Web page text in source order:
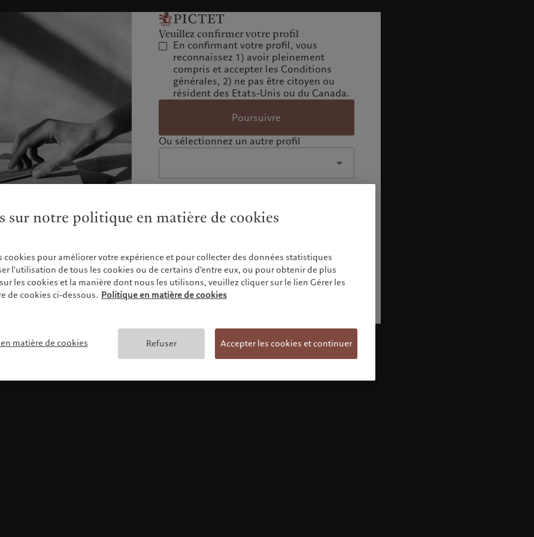
Veuillez confirmer votre profil
En confirmant votre profil, vous
reconnaissez 1) avoir pleinement
compris et accepter les Conditions
générales, 2) ne pas être citoyen ou
résident des Etats-Unis ou du Canada.
Poursuivre
Ou sélectionnez un autre profil
sur notre politique en matière de cookies
cookies pour améliorer votre expérience et pour collecter des données statistiques
l'utilisation de tous les cookies ou de certains d'entre eux, ou pour obtenir de plus
les cookies et la manière dont nous les utilisons, veuillez cliquer sur le lien Gérer les
de cookies ci-dessous. Politique en matière de cookies
matière de cookies Refuser Accepter les cookies et continuer